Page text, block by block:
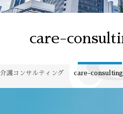
care-
介護コンサルティング care-